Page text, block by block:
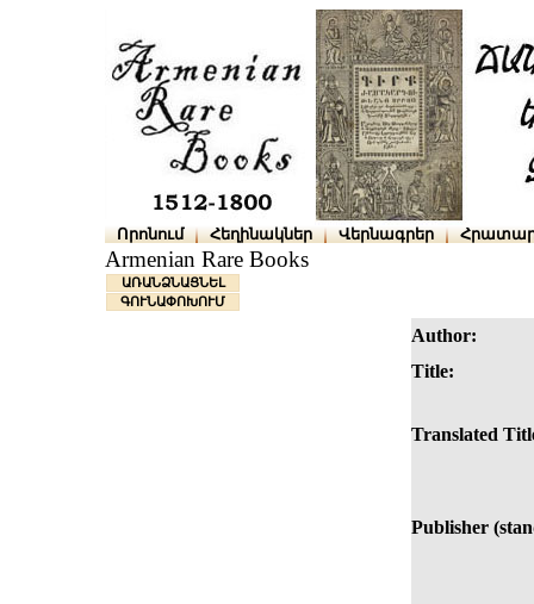
Որոնում Հեղինակներ Վերնագրեր
Armenian Rare Books
ԱՌԱՆՁՆԱՑՆԵԼ
ԳՈՒՆԱՓՈԽՈՒՄ
Author:
Title:
Translated
Publisher